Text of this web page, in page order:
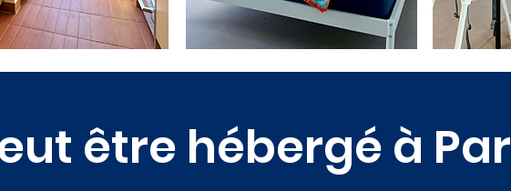
être hébergé à